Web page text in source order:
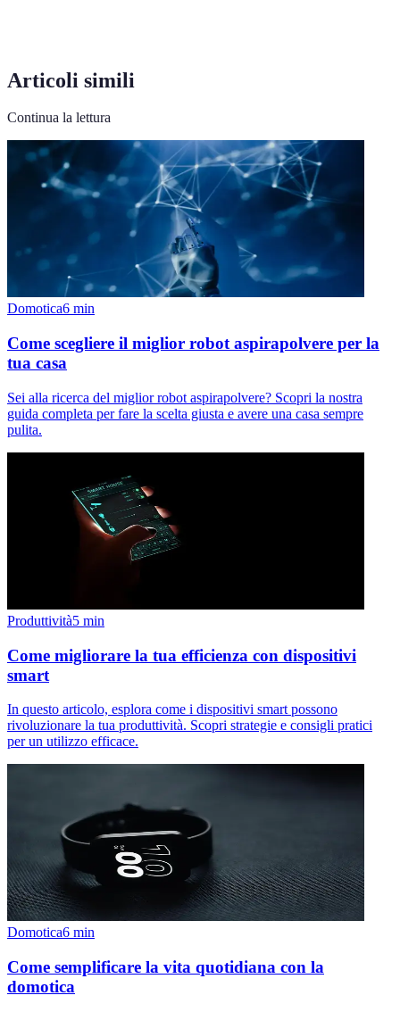
Articoli simili
Continua la lettura
Domotica6 min
Come scegliere il miglior robot aspirapolvere per la
tua casa
Sei alla ricerca del miglior robot aspirapolvere? Scopri la nostra
guida completa per fare la scelta giusta e avere una casa sempre
pulita.
Produttività5 min
Come migliorare la tua efficienza con dispositivi
smart
In questo articolo, esplora come i dispositivi smart possono
rivoluzionare la tua produttività. Scopri strategie e consigli pratici
per un utilizzo efficace.
Domotica6 min
Come semplificare la vita quotidiana con la
domotica